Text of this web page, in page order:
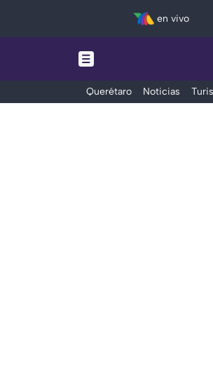
en vivo
Querétaro Noticias